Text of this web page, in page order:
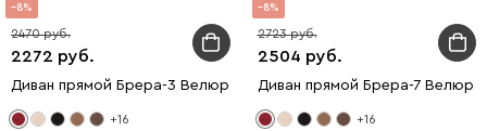
8
2272
2470
Диван прямой Брера-3 Велюр Красный
+16
8
2504
2723
Диван прямой Брера-7 Велюр
+16